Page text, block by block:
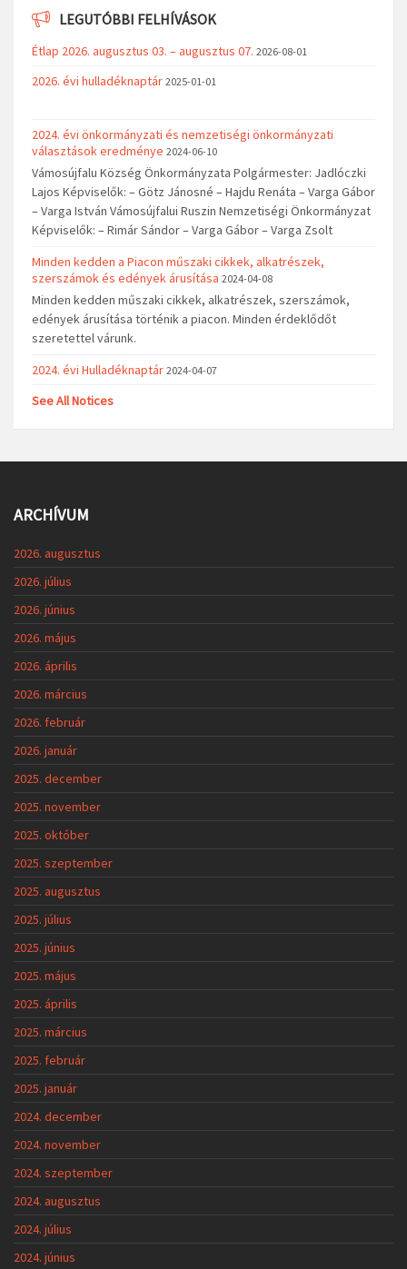
LEGUTÓBBI FELHÍVÁSOK
Étlap 2026. augusztus 03. – augusztus 07. 2026-08-01
2026. évi hulladéknaptár 2025-01-01
2024. évi önkormányzati és nemzetiségi önkormányzati
választások eredménye 2024-06-10
Vámosújfalu Község Önkormányzata Polgármester: Jadlóczki
Lajos Képviselők: – Götz Jánosné – Hajdu Renáta – Varga Gábor
– Varga István Vámosújfalui Ruszin Nemzetiségi Önkormányzat
Képviselők: – Rimár Sándor – Varga Gábor – Varga Zsolt
Minden kedden a Piacon műszaki cikkek, alkatrészek,
szerszámok és edények árusítása 2024-04-08
Minden kedden műszaki cikkek, alkatrészek, szerszámok,
edények árusítása történik a piacon. Minden érdeklődőt
szeretettel várunk.
2024. évi Hulladéknaptár 2024-04-07
See All Notices
ARCHÍVUM
2026. augusztus
2026. július
2026. június
2026. május
2026. április
2026. március
2026. február
2026. január
2025. december
2025. november
2025. október
2025. szeptember
2025. augusztus
2025. július
2025. június
2025. május
2025. április
2025. március
2025. február
2025. január
2024. december
2024. november
2024. szeptember
2024. augusztus
2024. július
2024. június